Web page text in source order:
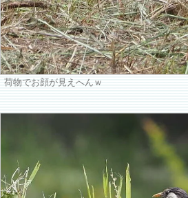
荷物でお顔が見えへんｗ